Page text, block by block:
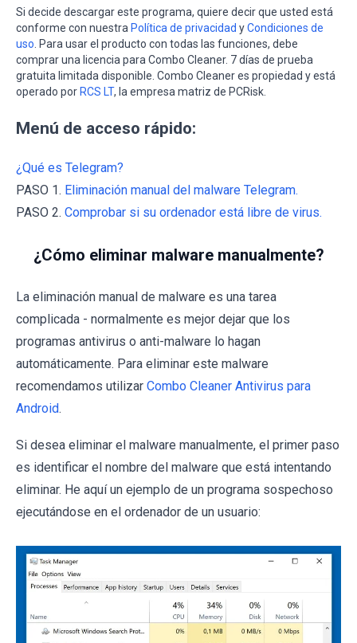
Si decide descargar este programa, quiere decir que usted está
conforme con nuestra Política de privacidad yCondiciones de
uso. Para usar el producto con todas las funciones, debe
comprar una licencia para Combo Cleaner. 7 días de prueba
gratuita limitada disponible. Combo Cleaner es propiedad y está
operado por RCS LT, la empresa matriz de PCRisk.
Menú de acceso rápido:
¿Qué es Telegram?
PASO 1. Eliminación manual del malware Telegram.
PASO 2. Comprobar si su ordenador está libre de virus.
¿Cómo eliminar malware manualmente?
La eliminación manual de malware es una tarea
complicada - normalmente es mejor dejar que los
programas antivirus o anti-malware lo hagan
automáticamente. Para eliminar este malware
recomendamos utilizar Combo Cleaner Antivirus para
Android.
Si desea eliminar el malware manualmente, el primer paso
es identificar el nombre del malware que está intentando
eliminar. He aquí un ejemplo de un programa sospechoso
ejecutándose en el ordenador de un usuario: